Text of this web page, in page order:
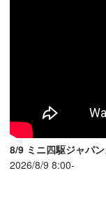
8/9 ミニ四駆ジャパ
2026/8/9 8:00-